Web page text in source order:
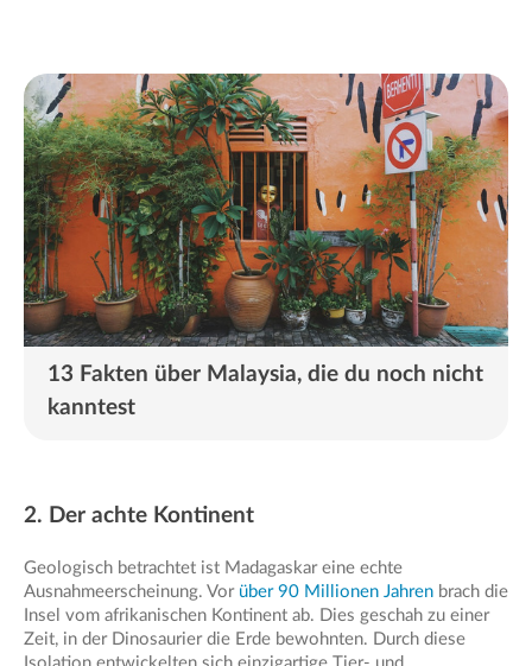
13 Fakten über Malaysia, die du noch nicht
kanntest
2. Der achte Kontinent
Geologisch betrachtet ist Madagaskar eine echte
Ausnahmeerscheinung. Vor über 90 Millionen Jahren brach die
Insel vom afrikanischen Kontinent ab. Dies geschah zu einer
Zeit, in der Dinosaurier die Erde bewohnten. Durch diese
Isolation entwickelten sich einzigartige Tier- und